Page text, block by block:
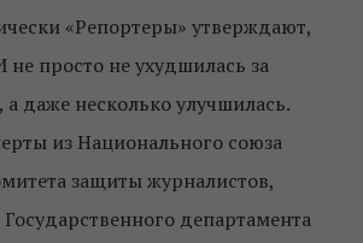
«Репортеры» утверждают,
просто не ухудшилась за
даже несколько улучшилась.
из Национального союза
защиты журналистов,
департамента